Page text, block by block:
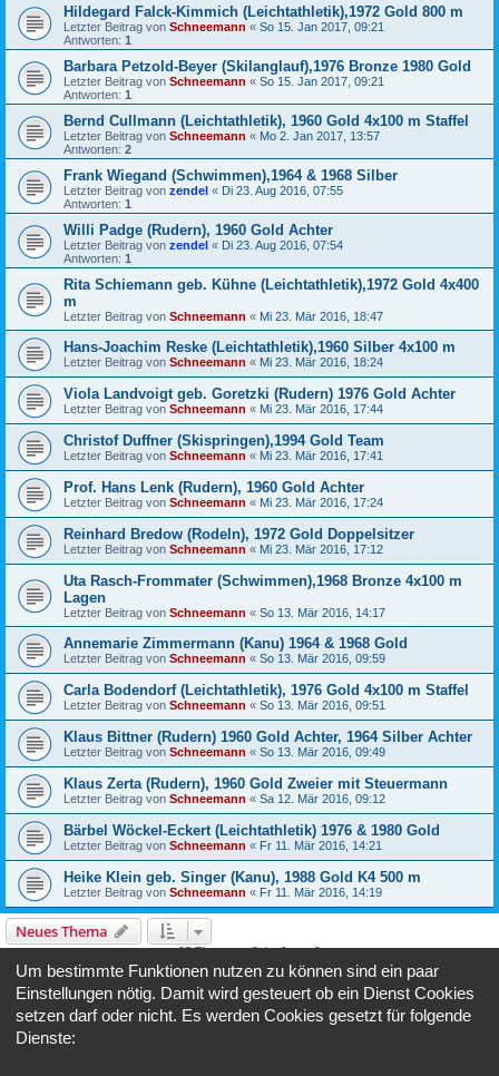
Hildegard Falck-Kimmich (Leichtathletik),1972 Gold 800 m
Letzter Beitrag von Schneemann « So 15. Jan 2017, 09:21
Antworten: 1
Barbara Petzold-Beyer (Skilanglauf),1976 Bronze 1980 Gold
Letzter Beitrag von Schneemann « So 15. Jan 2017, 09:21
Antworten: 1
Bernd Cullmann (Leichtathletik), 1960 Gold 4x100 m Staffel
Letzter Beitrag von Schneemann « Mo 2. Jan 2017, 13:57
Antworten: 2
Frank Wiegand (Schwimmen),1964 & 1968 Silber
Letzter Beitrag von zendel « Di 23. Aug 2016, 07:55
Antworten: 1
Willi Padge (Rudern), 1960 Gold Achter
Letzter Beitrag von zendel « Di 23. Aug 2016, 07:54
Antworten: 1
Rita Schiemann geb. Kühne (Leichtathletik),1972 Gold 4x400
m
Letzter Beitrag von Schneemann « Mi 23. Mär 2016, 18:47
Hans-Joachim Reske (Leichtathletik),1960 Silber 4x100 m
Letzter Beitrag von Schneemann « Mi 23. Mär 2016, 18:24
Viola Landvoigt geb. Goretzki (Rudern) 1976 Gold Achter
Letzter Beitrag von Schneemann « Mi 23. Mär 2016, 17:44
Christof Duffner (Skispringen),1994 Gold Team
Letzter Beitrag von Schneemann « Mi 23. Mär 2016, 17:41
Prof. Hans Lenk (Rudern), 1960 Gold Achter
Letzter Beitrag von Schneemann « Mi 23. Mär 2016, 17:24
Reinhard Bredow (Rodeln), 1972 Gold Doppelsitzer
Letzter Beitrag von Schneemann « Mi 23. Mär 2016, 17:12
Uta Rasch-Frommater (Schwimmen),1968 Bronze 4x100 m
Lagen
Letzter Beitrag von Schneemann « So 13. Mär 2016, 14:17
Annemarie Zimmermann (Kanu) 1964 & 1968 Gold
Letzter Beitrag von Schneemann « So 13. Mär 2016, 09:59
Carla Bodendorf (Leichtathletik), 1976 Gold 4x100 m Staffel
Letzter Beitrag von Schneemann « So 13. Mär 2016, 09:51
Klaus Bittner (Rudern) 1960 Gold Achter, 1964 Silber Achter
Letzter Beitrag von Schneemann « So 13. Mär 2016, 09:49
Klaus Zerta (Rudern), 1960 Gold Zweier mit Steuermann
Letzter Beitrag von Schneemann « Sa 12. Mär 2016, 09:12
Bärbel Wöckel-Eckert (Leichtathletik) 1976 & 1980 Gold
Letzter Beitrag von Schneemann « Fr 11. Mär 2016, 14:21
Heike Klein geb. Singer (Kanu), 1988 Gold K4 500 m
Letzter Beitrag von Schneemann « Fr 11. Mär 2016, 14:19
Neues Thema
25 Themen • Seite1von1
Gehe zu
BERECHTIGUNGEN IN DIESEM FORUM
Um bestimmte Funktionen nutzen zu können sind ein paar
Einstellungen nötig. Damit wird gesteuert ob ein Dienst Cookies
setzen darf oder nicht. Es werden Cookies gesetzt für folgende
Dienste: